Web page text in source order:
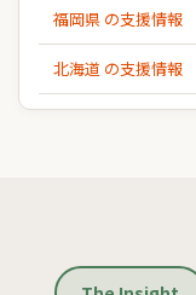
福岡県 の支援情報
北海道 の支援情報